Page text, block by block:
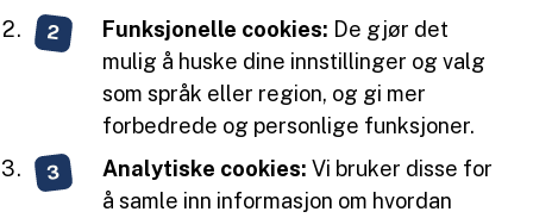
Funksjonelle cookies: De gjør det
mulig å huske dine innstillinger og valg
som språk eller region, og gi mer
forbedrede og personlige funksjoner.
Analytiske cookies: Vi bruker disse for
å samle inn informasjon om hvordan